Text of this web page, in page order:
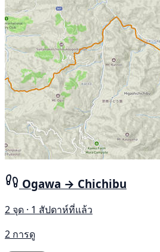
Ogawa → Chichibu
2 จุด · 1 สัปดาห์ที่แล้ว
2 การดู